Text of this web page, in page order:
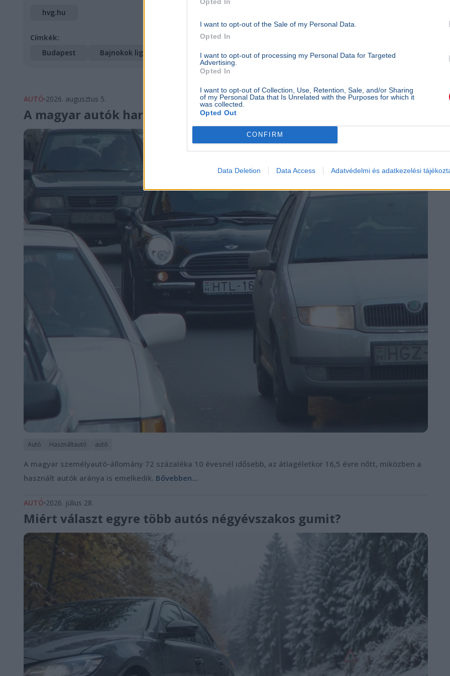
I want to opt-out of the Sale of my Personal Data.
Opted In
I want to opt-out of processing my Personal Data for Targeted
Advertising.
Opted In
I want to opt-out of Collection, Use, Retention, Sale, and/or Sharing
of my Personal Data that Is Unrelated with the Purposes for which it
was collected.
Opted Out
CONFIRM
Data Deletion Data Access Adatvédelmi és adatkezelési
hvg.hu
Címkék:
Budapest
Bajnokok ligája Autópálya Közlekedés
AUTÓ 2026. augusztus 5.
A magyar autók harmada már 20 évesnél is öregebb
Autó Használtautó autó
A magyar személyautó-állomány 72 százaléka 10 évesnél idősebb, az átlagéletkor 16,5 évre nőtt, miközben a
használt autók aránya is emelkedik. Bővebben...
AUTÓ 2026. július 28.
Miért választ egyre több autós négyévszakos gumit?